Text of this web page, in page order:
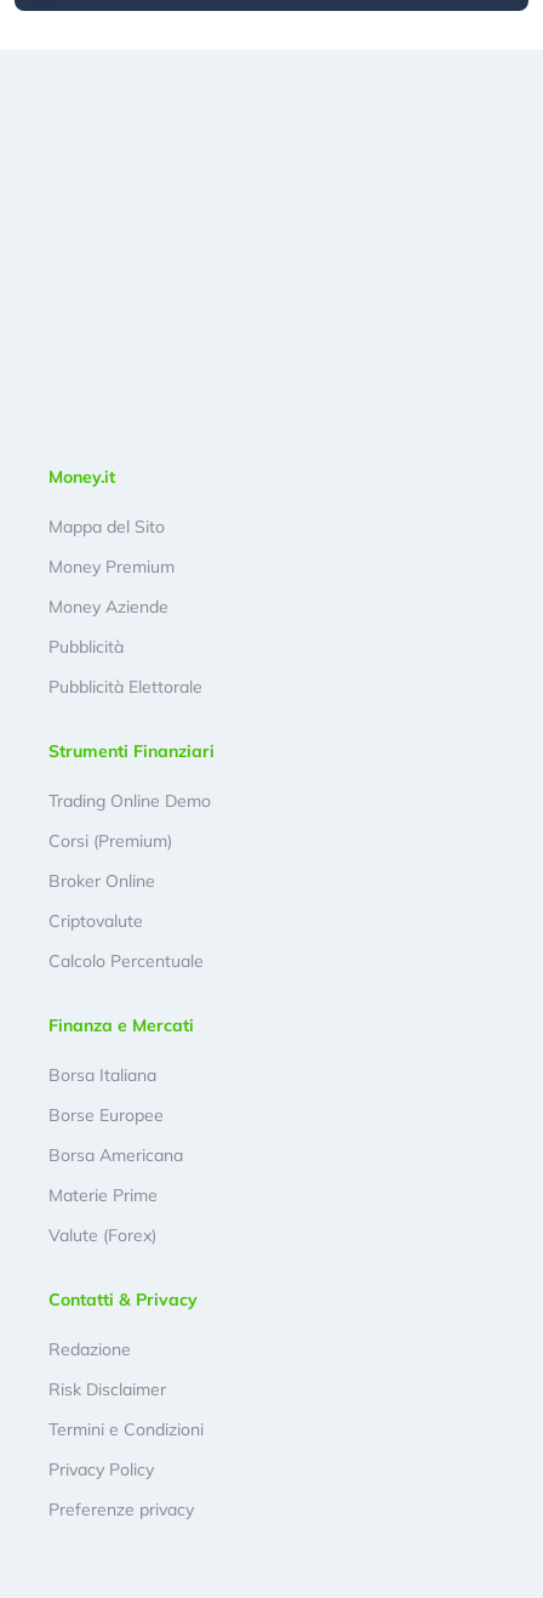
Money.it
Mappa del Sito
Money Premium
Money Aziende
Pubblicità
Pubblicità Elettorale
Strumenti Finanziari
Trading Online Demo
Corsi (Premium)
Broker Online
Criptovalute
Calcolo Percentuale
Finanza e Mercati
Borsa Italiana
Borse Europee
Borsa Americana
Materie Prime
Valute (Forex)
Contatti & Privacy
Redazione
Risk Disclaimer
Termini e Condizioni
Privacy Policy
Preferenze privacy